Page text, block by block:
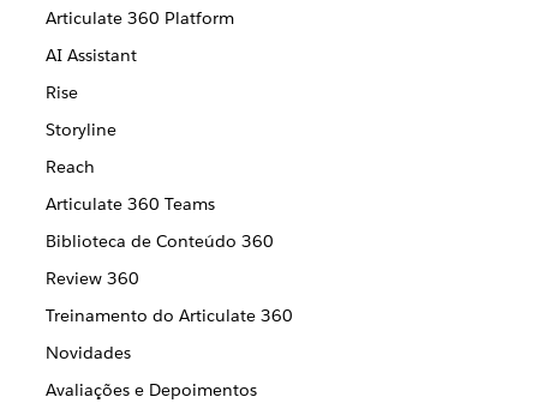
Articulate 360 Platform
AI Assistant
Rise
Storyline
Reach
Articulate 360 Teams
Biblioteca de Conteúdo 360
Review 360
Treinamento do Articulate 360
Novidades
Avaliações e Depoimentos